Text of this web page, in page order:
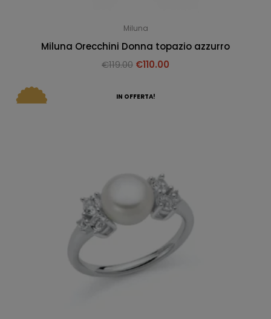
Miluna
Miluna Orecchini Donna topazio azzurro
€119.00 €110.00
IN OFFERTA!